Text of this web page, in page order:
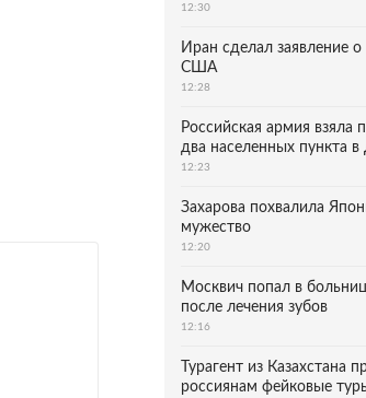
12:30
Иран сделал заявление о
США
12:28
Российская армия взяла
два населенных пункта
12:23
Захарова похвалила
мужество
12:20
Москвич попал в
после лечения зубов
12:16
Турагент из Казахстана
россиянам фейковые